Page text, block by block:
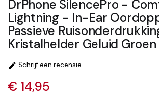
DrPhone SilencePro -
Lightning - In-Ear
Passieve
Kristalhelder Geluid Groen
 Schrijf een recensie
€ 14,95